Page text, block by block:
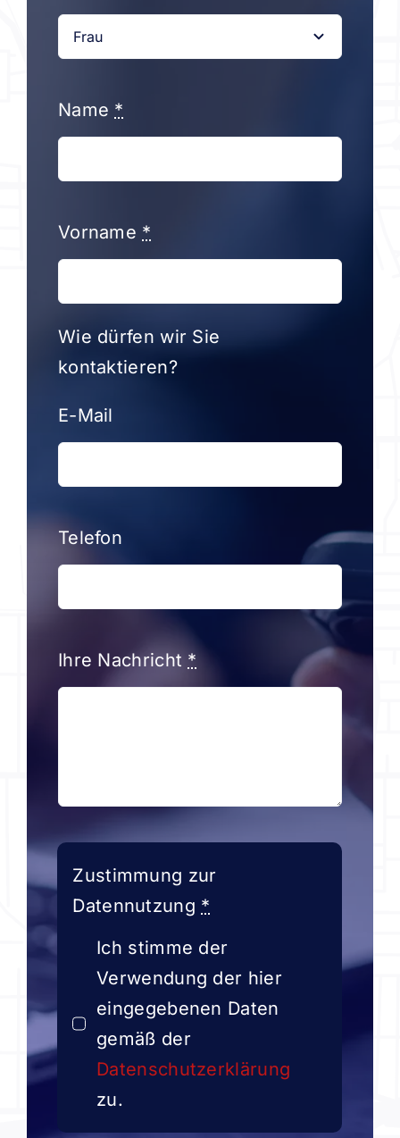
Name *
Vorname *
Wie dürfen wir Sie
kontaktieren?
E-Mail
Telefon
Ihre Nachricht *
Zustimmung zur
Datennutzung *
Ich stimme der
Verwendung der hier
eingegebenen Daten
gemäß der
Datenschutzerklärung
zu.